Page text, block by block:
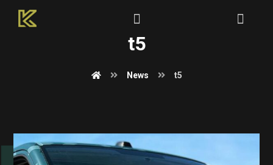
t5
News t5